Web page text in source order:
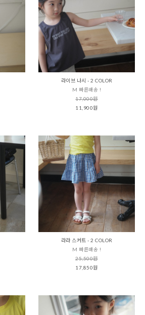
라이브 나시 - 2 COLOR
M 빠른배송 !
17,000원
11,900원
라라 스커트 - 2 COLOR
M 빠른배송 !
25,500원
17,850원